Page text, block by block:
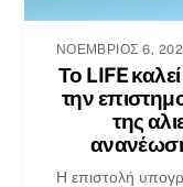
ΝΟΈΜΒΡΙΟΣ 6,
Το LIFE
την
της
Η επιστολή